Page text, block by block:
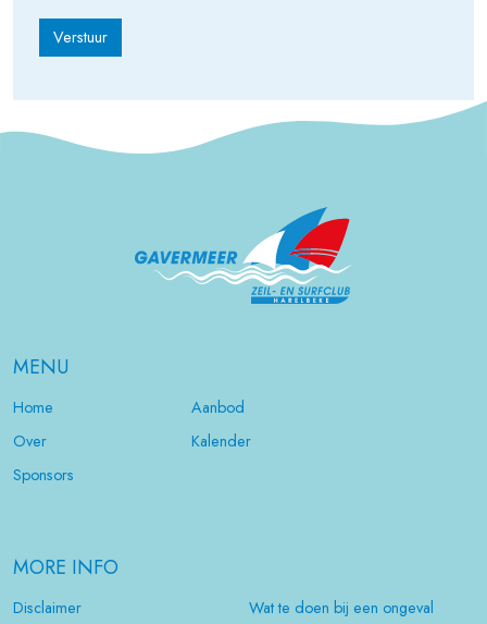
Verstuur
MENU
Home
Aanbod
Over
Kalender
Sponsors
MORE INFO
Disclaimer Wat te doen bij een ongeval